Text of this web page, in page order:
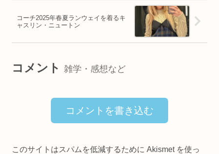
コーチ2025年春夏ランウェイを着るキ
ャスリン・ニュートン
コメント 雑学・感想など
コメントを書き込む
このサイトはスパムを低減するために Akismet を使っ